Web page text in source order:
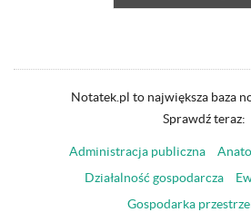
Notatek.pl to największa baza
Sprawdź teraz:
Administracja publiczna
Działalność gospodarcza
Gospodarka